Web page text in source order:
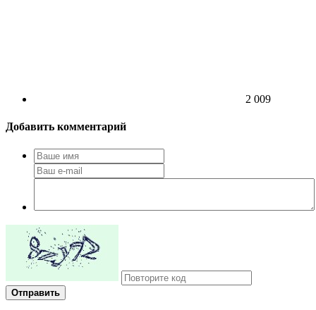
2 009
Добавить комментарий
Отправить